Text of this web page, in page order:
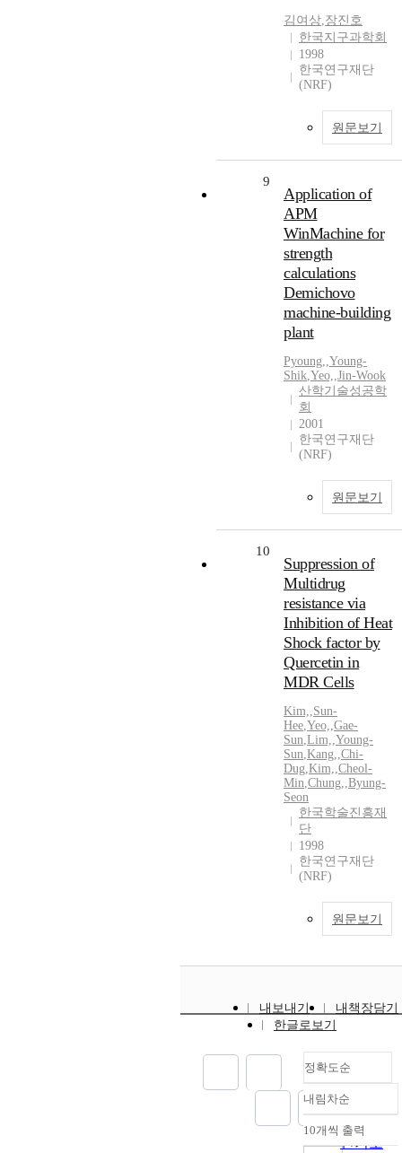
김여상,장진호
한국지구과학회
1998
한국연구재단
(NRF)
원문보기
9
Application of
APM
WinMachine for
strength
calculations
Demichovo
machine-building
plant
Pyoung,,Young-
Shik,Yeo,,Jin-Wook
산학기술성공학
회
2001
한국연구재단
(NRF)
원문보기
10
Suppression of
Multidrug
resistance via
Inhibition of Heat
Shock factor by
Quercetin in
MDR Cells
Kim,,Sun-
Hee,Yeo,,Gae-
Sun,Lim,,Young-
Sun,Kang,,Chi-
Dug,Kim,,Cheol-
Min,Chung,,Byung-
Seon
한국학술진흥재
단
1998
한국연구재단
(NRF)
원문보기
내보내기
내책장담기
한글로보기
정확도순
정확도
순
인기도
내림차순
내림차순
10개씩 출력